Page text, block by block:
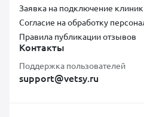
Заявка на подключение
Согласие на обработку
Правила публикации отзывов
Контакты
Поддержка пользователей
support@vetsy.ru